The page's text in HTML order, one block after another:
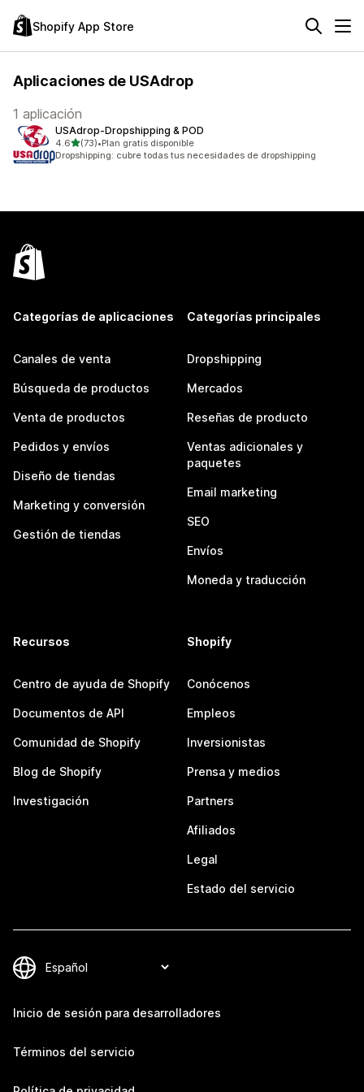
Shopify App Store
Aplicaciones de USAdrop
1 aplicación
USAdrop‑Dropshipping & POD
4.6de 5 estrellas
(73)
73 reseñas en total
•Plan gratis disponible
Dropshipping: cubre todas tus necesidades de dropshipping
Categorías de aplicaciones
Canales de venta
Búsqueda de productos
Venta de productos
Pedidos y envíos
Diseño de tiendas
Marketing y conversión
Gestión de tiendas
Categorías principales
Dropshipping
Mercados
Reseñas de producto
Ventas adicionales y
paquetes
Email marketing
SEO
Envíos
Moneda y traducción
Recursos
Centro de ayuda de Shopify
Documentos de API
Comunidad de Shopify
Blog de Shopify
Investigación
Shopify
Conócenos
Empleos
Inversionistas
Prensa y medios
Partners
Afiliados
Legal
Estado del servicio
Inicio de sesión para desarrolladores
Términos del servicio